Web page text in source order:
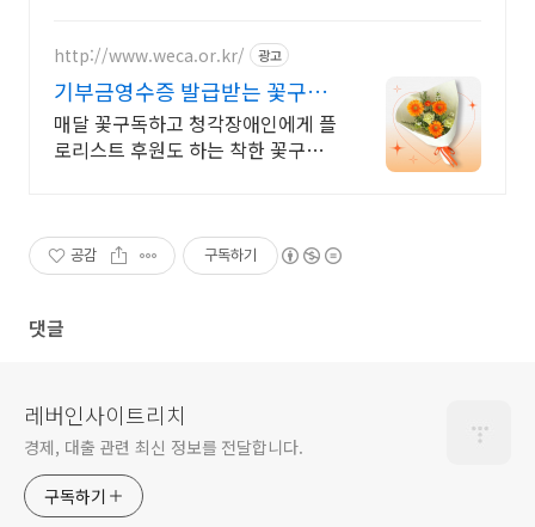
http://www.weca.or.kr/ 광고
기부금영수증 발급받는 꽃구독
월 3만원
매달 꽃구독하고 청각장애인에게 플
로리스트 후원도 하는 착한 꽃구독
공감 구독하기
댓글
레버인사이트리치
경제, 대출 관련 최신 정보를 전달합니다.
구독하기